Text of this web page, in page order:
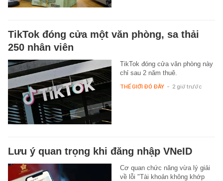
TikTok đóng cửa một văn phòng, sa thải
250 nhân viên
TikTok đóng cửa văn phòng này
chỉ sau 2 năm thuê.
THẾ GIỚI ĐÓ ĐÂY - 2 giờ trước
Lưu ý quan trọng khi đăng nhập VNeID
Cơ quan chức năng vừa lý giải
về lỗi "Tài khoản không khớp